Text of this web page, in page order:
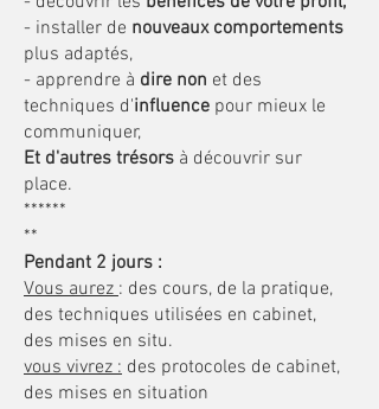
- installer de nouveaux comportements
plus adaptés,
- apprendre à dire non et des
techniques d'influence pour mieux le
communiquer,
Et d'autres trésors à découvrir sur
place.
******
**
Pendant 2 jours :
Vous aurez: des cours, de la pratique,
des techniques utilisées en cabinet,
des mises en situ.
vous vivrez : des protocoles de cabinet,
des mises en situation